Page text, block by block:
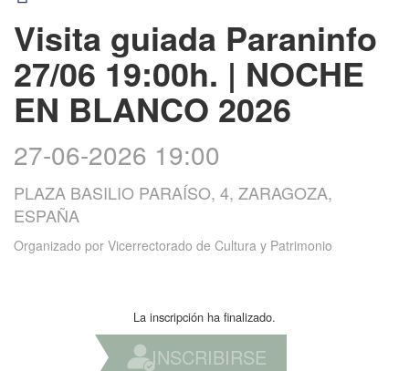
Visita guiada Paraninfo
27/06 19:00h. | NOCHE
EN BLANCO 2026
27-06-2026 19:00
PLAZA BASILIO PARAÍSO, 4, ZARAGOZA,
ESPAÑA
Organizado por Vicerrectorado de Cultura y Patrimonio
La inscripción ha finalizado.
INSCRIBIRSE